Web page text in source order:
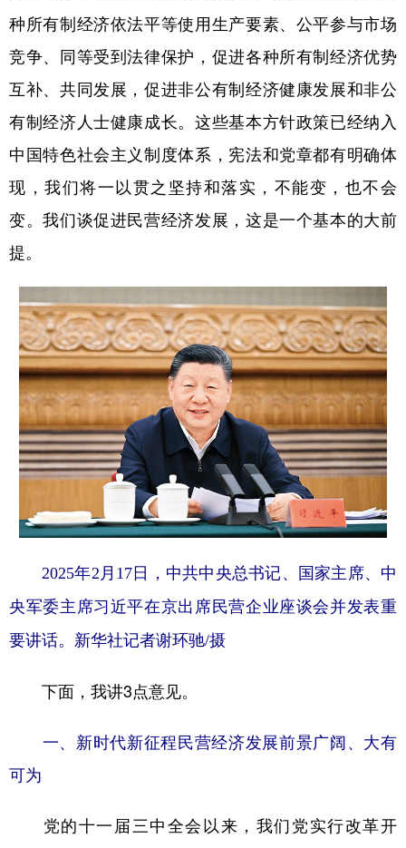
Русский язык 日本語 한국어
Deutsch Português
种所有制经济依法平等使用生产要素、公平参与市场
竞争、同等受到法律保护，促进各种所有制经济优势
互补、共同发展，促进非公有制经济健康发展和非公
有制经济人士健康成长。这些基本方针政策已经纳入
中国特色社会主义制度体系，宪法和党章都有明确体
现，我们将一以贯之坚持和落实，不能变，也不会
变。我们谈促进民营经济发展，这是一个基本的大前
提。
2025年2月17日，中共中央总书记、国家主席、中
央军委主席习近平在京出席民营企业座谈会并发表重
要讲话。新华社记者谢环驰/摄
下面，我讲3点意见。
一、新时代新征程民营经济发展前景广阔、大有
可为
党的十一届三中全会以来，我们党实行改革开